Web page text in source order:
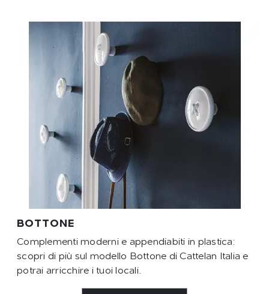
BOTTONE
Complementi moderni e appendiabiti in plastica:
scopri di più sul modello Bottone di Cattelan Italia e
potrai arricchire i tuoi locali.